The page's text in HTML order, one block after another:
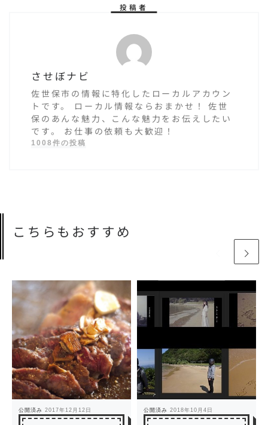
投稿者
させぼナビ
佐世保市の情報に特化したローカルアカウン
トです。 ローカル情報ならおまかせ！ 佐世
保のあんな魅力、こんな魅力をお伝えしたい
です。 お仕事の依頼も大歓迎！
1008件の投稿
こちらもおすすめ
公開済み 2017年12月12日 公開済み 2018年10月4日